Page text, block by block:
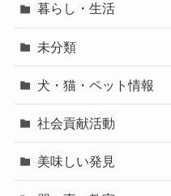
暮らし・生活
未分類
犬・猫・ペット情報
社会貢献活動
美味しい発見